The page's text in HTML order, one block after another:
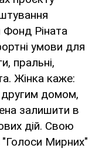
Фонд Ріната
умови для
пральні,
Жінка каже:
другим домом,
залишити в
дій. Свою
Мирних"